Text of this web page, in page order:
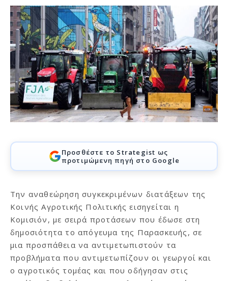
Προσθέστε το Strategist ως
προτιμώμενη πηγή στο Google
Την αναθεώρηση συγκεκριμένων διατάξεων της
Κοινής Αγροτικής Πολιτικής εισηγείται η
Κομισιόν, με σειρά προτάσεων που έδωσε στη
δημοσιότητα το απόγευμα της Παρασκευής, σε
μια προσπάθεια να αντιμετωπιστούν τα
προβλήματα που αντιμετωπίζουν οι γεωργοί και
ο αγροτικός τομέας και που οδήγησαν στις